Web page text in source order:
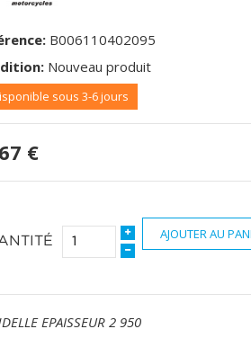
B006110402095
Nouveau produit
sous 3-6 jours
€
AJOUTER AU
EPAISSEUR 2 950